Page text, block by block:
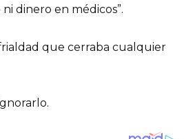
dinero en médicos”.
que cerraba cualquier